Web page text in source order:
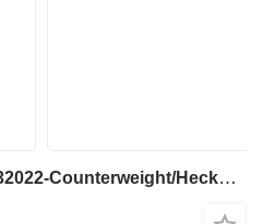
Hitachi ZW150PL-563E6-32022-Counterweight/Heckgewicht